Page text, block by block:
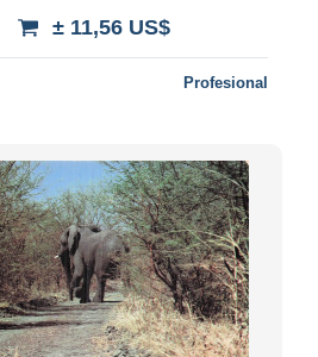
± 11,56 US$
Profesional